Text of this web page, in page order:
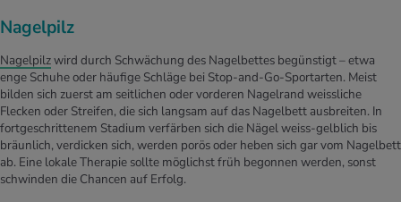
Nagelpilz
Nagelpilzwird durch Schwächung des Nagelbettes begünstigt – etwa
enge Schuhe oder häufige Schläge bei Stop-and-Go-Sportarten. Meist
bilden sich zuerst am seitlichen oder vorderen Nagelrand weissliche
Flecken oder Streifen, die sich langsam auf das Nagelbett ausbreiten. In
fortgeschrittenem Stadium verfärben sich die Nägel weiss-gelblich bis
bräunlich, verdicken sich, werden porös oder heben sich gar vom Nagelbett
ab. Eine lokale Therapie sollte möglichst früh begonnen werden, sonst
schwinden die Chancen auf Erfolg.